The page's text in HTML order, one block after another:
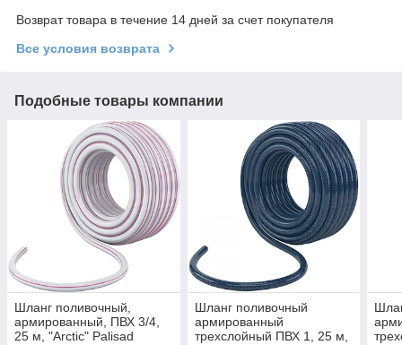
Возврат товара в течение 14 дней за счет покупателя
Все условия возврата
Подобные товары компании
Шланг поливочный,
армированный, ПВХ 3/4,
25 м, "Arctic" Palisad
Шланг поливочный
армированный
трехслойный ПВХ 1, 25 м,